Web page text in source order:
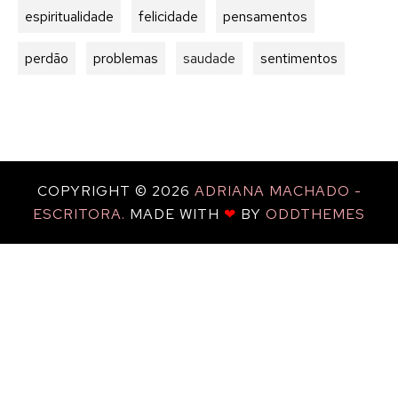
espiritualidade felicidade pensamentos
perdão problemas saudade sentimentos
COPYRIGHT © 2026 ADRIANA MACHADO -
ESCRITORA. MADE WITH ❤ BY ODDTHEMES